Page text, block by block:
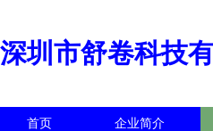
深圳市舒卷科技
首页 企业简介